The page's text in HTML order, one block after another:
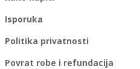
Isporuka
Politika privatnosti
Povrat robe i refundacija